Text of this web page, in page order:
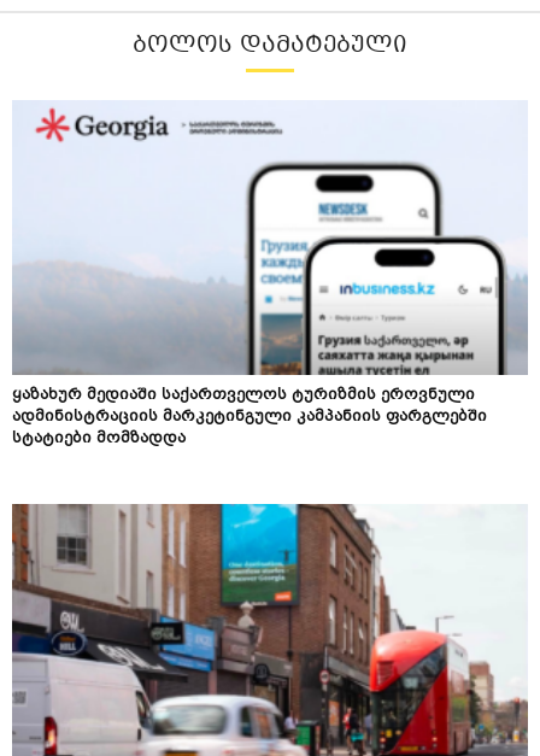
ᲑᲝᲚᲝᲡ ᲓᲐᲛᲐᲢᲔᲑᲣᲚᲘ
ყაზახურ მედიაში საქართველოს ტურიზმის ეროვნული
ადმინისტრაციის მარკეტინგული კამპანიის ფარგლებში
სტატიები მომზადდა